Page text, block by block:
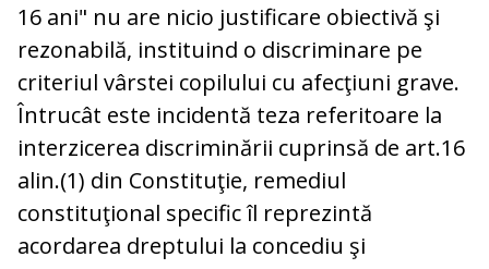
16 ani" nu are nicio justificare obiectivă şi
rezonabilă, instituind o discriminare pe
criteriul vârstei copilului cu afecţiuni grave.
Întrucât este incidentă teza referitoare la
interzicerea discriminării cuprinsă de art.16
alin.(1) din Constituţie, remediul
constituţional specific îl reprezintă
acordarea dreptului la concediu şi